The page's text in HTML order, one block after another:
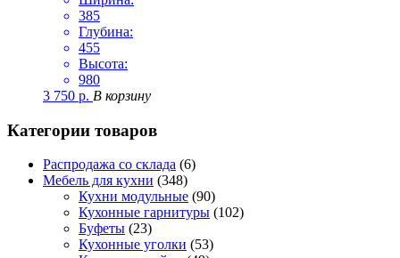
385
Глубина:
455
Высота:
980
3 750 р. В корзину
Категории товаров
Распродажа со склада (6)
Мебель для кухни (348)
Кухни модульные (90)
Кухонные гарнитуры (102)
Буфеты (23)
Кухонные уголки (53)